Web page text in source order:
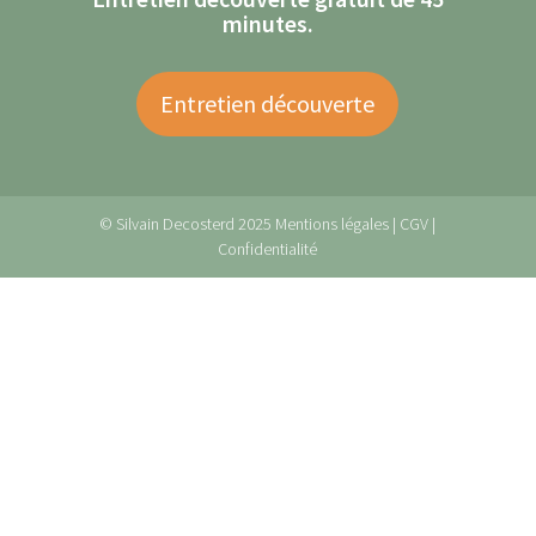
minutes.
Entretien découverte
© Silvain Decosterd 2025 Mentions légales | CGV |
Confidentialité